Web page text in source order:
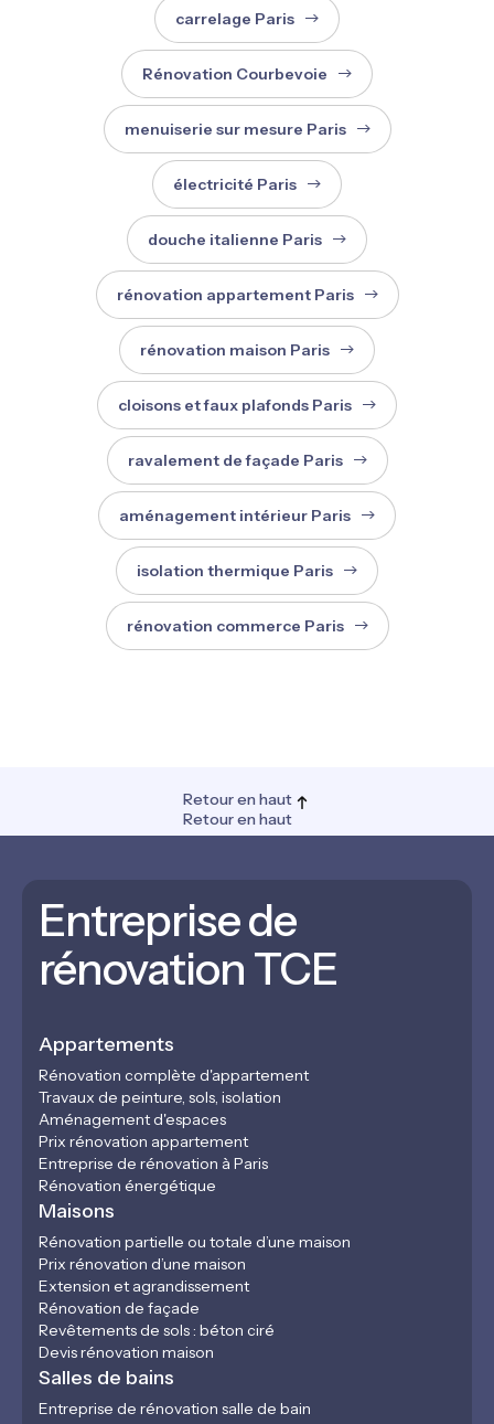
carrelage Paris
Rénovation Courbevoie
menuiserie sur mesure Paris
électricité Paris
douche italienne Paris
rénovation appartement Paris
rénovation maison Paris
cloisons et faux plafonds Paris
ravalement de façade Paris
aménagement intérieur Paris
isolation thermique Paris
rénovation commerce Paris
Retour en haut
Retour en haut
Entreprise de
rénovation TCE
Appartements
Rénovation complète d'appartement
Travaux de peinture, sols, isolation
Aménagement d'espaces
Prix rénovation appartement
Entreprise de rénovation à Paris
Rénovation énergétique
Maisons
Rénovation partielle ou totale d’une maison
Prix rénovation d’une maison
Extension et agrandissement
Rénovation de façade
Revêtements de sols : béton ciré
Devis rénovation maison
Salles de bains
Entreprise de rénovation salle de bain